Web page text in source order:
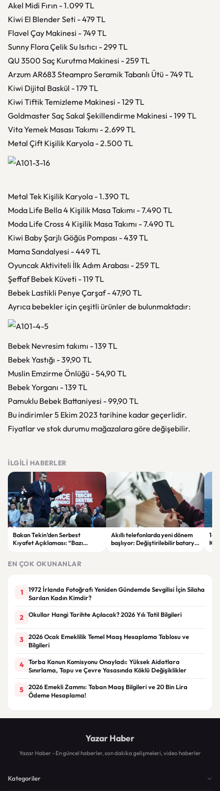
Akel Midi Fırın - 1.099 TL
Kiwi El Blender Seti - 479 TL
Flavel Çay Makinesi - 749 TL
Sunny Flora Çelik Su Isıtıcı - 299 TL
QU 3500 Saç Kurutma Makinesi - 259 TL
Arzum AR683 Steampro Seramik Tabanlı Ütü - 749 TL
Kiwi Dijital Baskül - 179 TL
Kiwi Tiftik Temizleme Makinesi - 129 TL
Goldmaster Saç Sakal Şekillendirme Makinesi - 199 TL
Vita Yemek Masası Takımı - 2.699 TL
Metal Çift Kişilik Karyola - 2.500 TL
Metal Tek Kişilik Karyola - 1.390 TL
Moda Life Bella 4 Kişilik Masa Takımı - 7.490 TL
Moda Life Cross 4 Kişilik Masa Takımı - 7.490 TL
Kiwi Baby Şarjlı Göğüs Pompası - 439 TL
Mama Sandalyesi - 449 TL
Oyuncak Aktiviteli İlk Adım Arabası - 259 TL
Şeffaf Bebek Küveti - 119 TL
Bebek Lastikli Penye Çarşaf - 47,90 TL
Ayrıca bebekler için çeşitli ürünler de bulunmaktadır:
Bebek Nevresim takımı - 139 TL
Bebek Yastığı - 39,90 TL
Muslin Emzirme Önlüğü - 54,90 TL
Bebek Yorganı - 139 TL
Pamuklu Bebek Battaniyesi - 99,90 TL
Bu indirimler 5 Ekim 2023 tarihine kadar geçerlidir.
Fiyatlar ve stok durumu mağazalara göre değişebilir.
İLGILI HABERLER
Bakan Tekin’den Serbest
Kıyafet Açıklaması: “Bazı
Akıllı telefonlarda yeni dönem
başlıyor: Değiştirilebilir batarya
146
EN ÇOK OKUNANLAR
1
1972 İrlanda Fotoğrafı Yeniden Gündemde Sevgilisi İçin Silaha
Sarılan Kadın Kimdir?
2 Okullar Hangi Tarihte Açılacak? 2026 Yılı Tatil Bilgileri
3
2026 Ocak Emeklilik Temel Maaş Hesaplama Tablosu ve
Bilgileri
4
Torba Kanun Komisyonu Onayladı: Yüksek Aidatlara
Sınırlama, Tapu ve Çevre Yasasında Köklü Değişiklikler
5
2026 Emekli Zammı: Taban Maaş Bilgileri ve 20 Bin Lira
Ödeme Hesaplama!
Yazar Haber
Yazar Haber - En güncel haberler, son dakika gelişmeleri, video haberler
Kategoriler